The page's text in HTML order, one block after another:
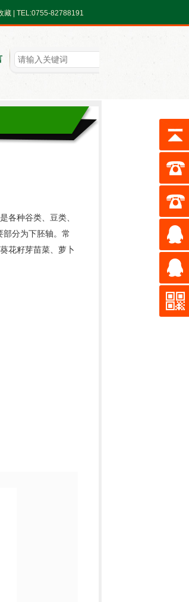
藏 | TEL:0755-82788191
是各种谷类、豆类、
部分为下胚轴。常
葵花籽芽苗菜、萝卜